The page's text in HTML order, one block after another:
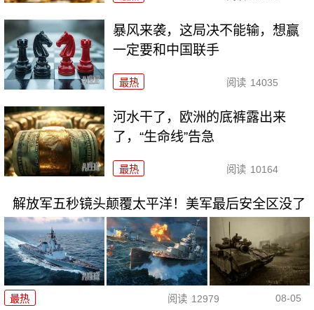
暴风来袭，这局决不能输，想赢
一定要和中国联手
最热 阅读 14035
河水干了，欧洲的底裤露出来
了，“生命线”告急
最热 阅读 10164
解放军五秒镜头颠覆太平洋！美军最后安全区没了
最热 阅读 12979 08-05